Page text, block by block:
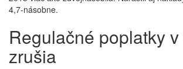
4,7-násobne.
Regulačné poplatky
zrušia